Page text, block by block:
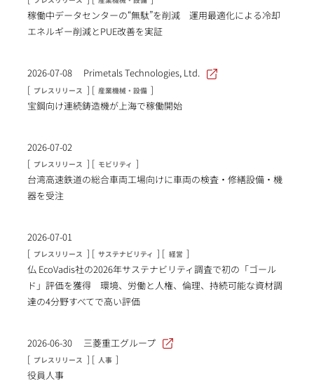
稼働中データセンターの“無駄”を削減 運用最適化による冷却
エネルギー削減とPUE改善を実証
2026-07-08
Primetals Technologies, Ltd.
[ プレスリリース ] [ 産業機械・設備 ]
宝鋼向け連続鋳造機が上海で稼働開始
2026-07-02
[ プレスリリース ] [ モビリティ ]
台湾高速鉄道の総合車両工場向けに車両の検査・修繕設備・機
器を受注
2026-07-01
[ プレスリリース ] [ サステナビリティ ] [ 経営 ]
仏 EcoVadis社の2026年サステナビリティ調査で初の「ゴール
ド」評価を獲得 環境、労働と人権、倫理、持続可能な資材調
達の4分野すべてで高い評価
2026-06-30
三菱重工グループ
[ プレスリリース ] [ 人事 ]
役員人事